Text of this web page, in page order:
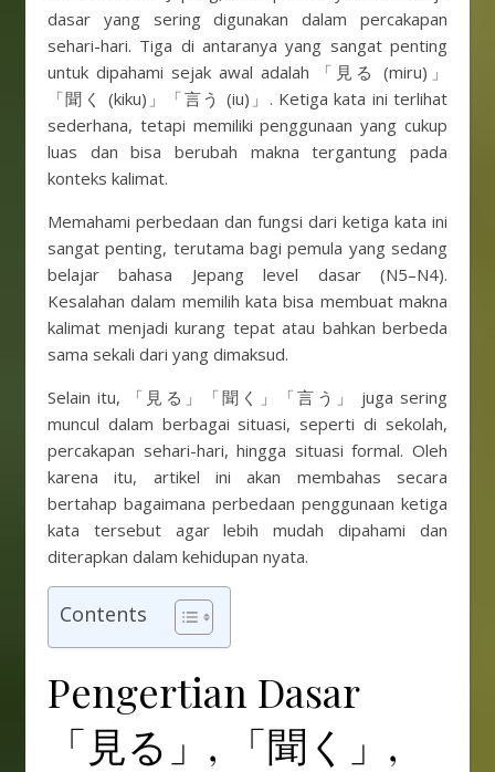
dasar yang sering digunakan dalam percakapan
sehari-hari. Tiga di antaranya yang sangat penting
untuk dipahami sejak awal adalah 「見る (miru)」
「聞く (kiku)」「言う (iu)」. Ketiga kata ini terlihat
sederhana, tetapi memiliki penggunaan yang cukup
luas dan bisa berubah makna tergantung pada
konteks kalimat.
Memahami perbedaan dan fungsi dari ketiga kata ini
sangat penting, terutama bagi pemula yang sedang
belajar bahasa Jepang level dasar (N5–N4).
Kesalahan dalam memilih kata bisa membuat makna
kalimat menjadi kurang tepat atau bahkan berbeda
sama sekali dari yang dimaksud.
Selain itu, 「見る」「聞く」「言う」 juga sering
muncul dalam berbagai situasi, seperti di sekolah,
percakapan sehari-hari, hingga situasi formal. Oleh
karena itu, artikel ini akan membahas secara
bertahap bagaimana perbedaan penggunaan ketiga
kata tersebut agar lebih mudah dipahami dan
diterapkan dalam kehidupan nyata.
Contents
Pengertian Dasar
「見る」, 「聞く」,